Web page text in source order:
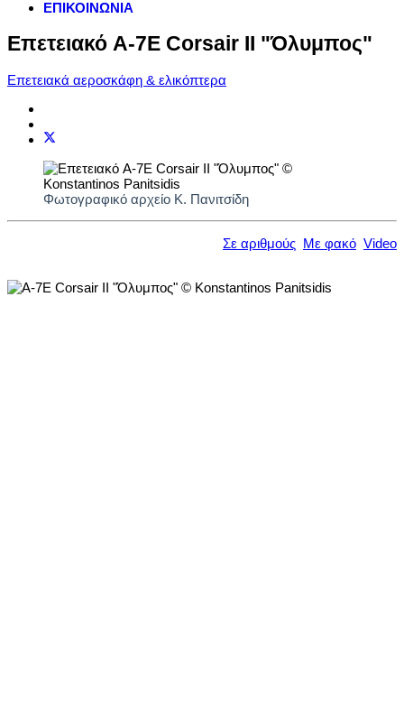
ΕΠΙΚΟΙΝΩΝΙΑ
Επετειακό A-7E Corsair II "Όλυμπος"
Επετειακά αεροσκάφη & ελικόπτερα
Φωτογραφικό αρχείο Κ. Πανιτσίδη
Σε αριθμούς Με φακό Video